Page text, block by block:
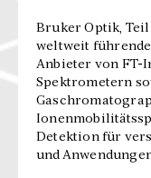
Bruker Optik,
weltweit
Anbieter von FT-
Spektrometern
Detektion für
und